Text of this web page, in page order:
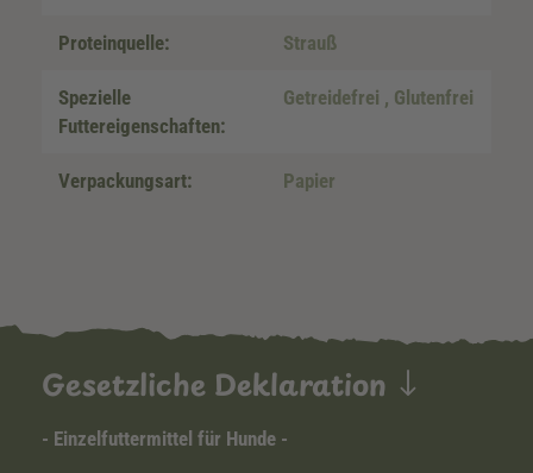
Proteinquelle: Strauß
Spezielle
Futtereigenschaften:
Getreidefrei , Glutenfrei
Verpackungsart: Papier
Gesetzliche Deklaration
- Einzelfuttermittel für Hunde -